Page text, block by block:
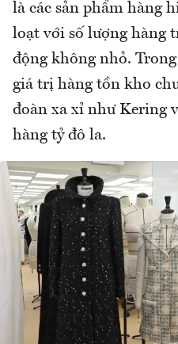
là các sản phẩm hàng
loạt với số lượng hàng
động không nhỏ.
giá trị hàng tồn kho
đoàn xa xỉ như Kering
hàng tỷ đô la.